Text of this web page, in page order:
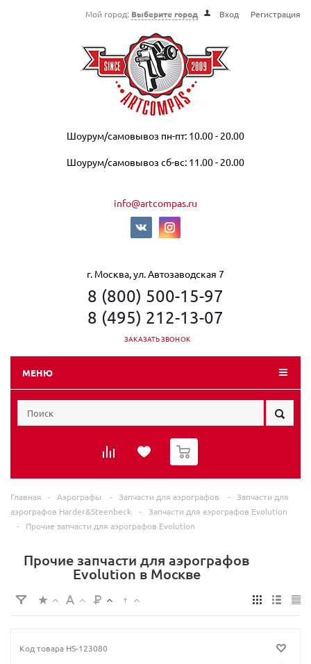
Мой город: Выберите город Вход Регистрация
Шоурум/самовывоз пн-пт: 10.00 - 20.00
Шоурум/самовывоз сб-вс: 11.00 - 20.00
info@artcompas.ru
г. Москва, ул. Автозаводская 7
8 (800) 500-15-97
8 (495) 212-13-07
ЗАКАЗАТЬ ЗВОНОК
МЕНЮ
0
Главная - Аэрографы - Запчасти для аэрографов -
Запчасти для
аэрографов Harder&Steenbeck
-
Запчасти для аэрографов Evolution
-
Прочие запчасти для аэрографов Evolution
Прочие запчасти для аэрографов
Evolution в Москве
Код товара HS-123080